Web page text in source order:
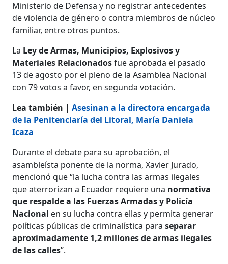
Ministerio de Defensa y no registrar antecedentes
de violencia de género o contra miembros de núcleo
familiar, entre otros puntos.
La Ley de Armas, Municipios, Explosivos y
Materiales Relacionadosfue aprobada el pasado
13 de agosto por el pleno de la Asamblea Nacional
con 79 votos a favor, en segunda votación.
Lea también |Asesinan a la directora encargada
de la Penitenciaría del Litoral, María Daniela
Icaza
Durante el debate para su aprobación, el
asambleísta ponente de la norma, Xavier Jurado,
mencionó que “la lucha contra las armas ilegales
que aterrorizan a Ecuador requiere una normativa
que respalde a las Fuerzas Armadas y Policía
Nacional en su lucha contra ellas y permita generar
políticas públicas de criminalística paraseparar
aproximadamente 1,2 millones de armas ilegales
de las calles”.